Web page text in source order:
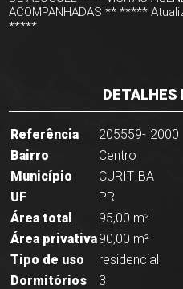
ACOMPANHADAS ** *****
*****
DETALHES
Referência
205559-I2000
Bairro
Centro
Município
CURITIBA
UF
PR
Área total
95,00 m²
Área privativa90,00 m²
Tipo de uso
residencial
Dormitórios
3